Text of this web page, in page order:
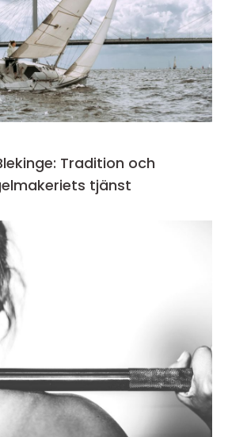
Tradition och
tjänst